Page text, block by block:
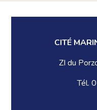
CITÉ
ZI du
Tél.